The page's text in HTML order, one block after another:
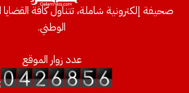
صحيفة إلكترونية شاملة، تتناول كافة القضايا
الوطني.
عدد زوار الموقع